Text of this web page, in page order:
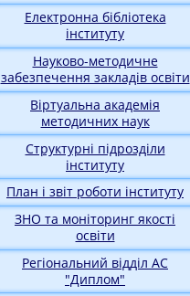
Електронна бібліотека
інституту
Науково-методичне
забезпечення закладів освіти
Віртуальна академія
методичних наук
Структурні підрозділи
інституту
План і звіт роботи інституту
ЗНО та моніторинг якості
освіти
Регіональний відділ АС
"Диплом"